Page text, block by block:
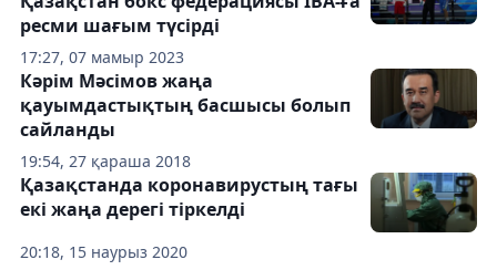
17:27, 07 мамыр 2023
ресми шағым түсірді
19:54, 27 қараша 2018
Кәрім Мәсімов жаңа
қауымдастықтың басшысы болып
сайланды
20:18, 15 наурыз 2020
Қазақстанда коронавирустың тағы
екі жаңа дерегі тіркелді